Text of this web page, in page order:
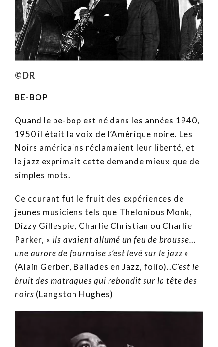
©DR
BE-BOP
Quand le be-bop est né dans les années 1940,
1950 il était la voix de l’Amérique noire. Les
Noirs américains réclamaient leur liberté, et
le jazz exprimait cette demande mieux que de
simples mots.
Ce courant fut le fruit des expériences de
jeunes musiciens tels que Thelonious Monk,
Dizzy Gillespie, Charlie Christian ou Charlie
Parker, « ils avaient allumé un feu de brousse…
une aurore de fournaise s’est levé sur le jazz »
(Alain Gerber, Ballades en Jazz, folio)..C’est le
bruit des matraques qui rebondit sur la tête des
noirs (Langston Hughes)